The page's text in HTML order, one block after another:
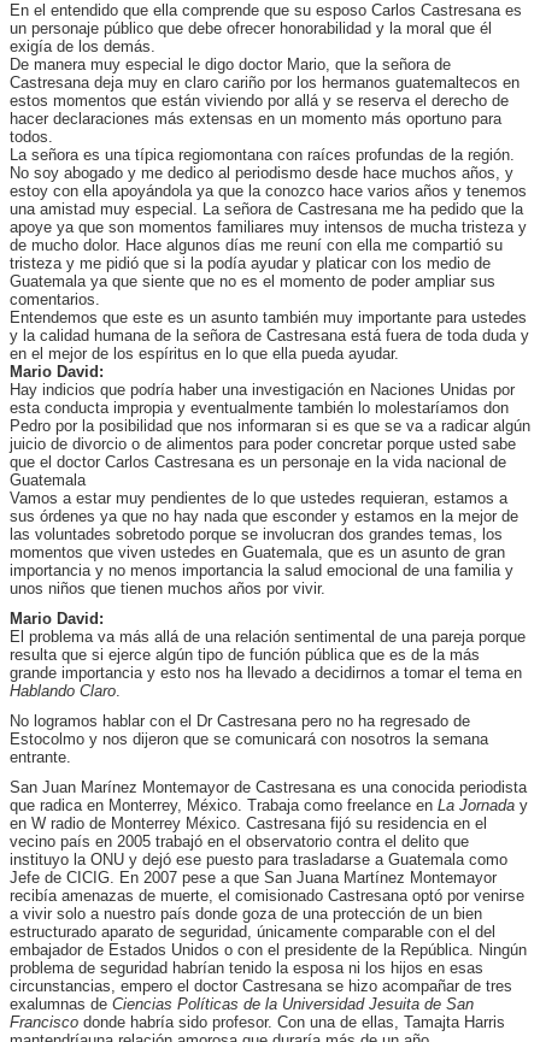
En el entendido que ella comprende que su esposo Carlos Castresana es
un personaje público que debe ofrecer honorabilidad y la moral que él
exigía de los demás.
De manera muy especial le digo doctor Mario, que la señora de
Castresana deja muy en claro cariño por los hermanos guatemaltecos en
estos momentos que están viviendo por allá y se reserva el derecho de
hacer declaraciones más extensas en un momento más oportuno para
todos.
La señora es una típica regiomontana con raíces profundas de la región.
No soy abogado y me dedico al periodismo desde hace muchos años, y
estoy con ella apoyándola ya que la conozco hace varios años y tenemos
una amistad muy especial. La señora de Castresana me ha pedido que la
apoye ya que son momentos familiares muy intensos de mucha tristeza y
de mucho dolor. Hace algunos días me reuní con ella me compartió su
tristeza y me pidió que si la podía ayudar y platicar con los medio de
Guatemala ya que siente que no es el momento de poder ampliar sus
comentarios.
Entendemos que este es un asunto también muy importante para ustedes
y la calidad humana de la señora de Castresana está fuera de toda duda y
en el mejor de los espíritus en lo que ella pueda ayudar.
Mario David:
Hay indicios que podría haber una investigación en Naciones Unidas por
esta conducta impropia y eventualmente también lo molestaríamos don
Pedro por la posibilidad que nos informaran si es que se va a radicar algún
juicio de divorcio o de alimentos para poder concretar porque usted sabe
que el doctor Carlos Castresana es un personaje en la vida nacional de
Guatemala
Vamos a estar muy pendientes de lo que ustedes requieran, estamos a
sus órdenes ya que no hay nada que esconder y estamos en la mejor de
las voluntades sobretodo porque se involucran dos grandes temas, los
momentos que viven ustedes en Guatemala, que es un asunto de gran
importancia y no menos importancia la salud emocional de una familia y
unos niños que tienen muchos años por vivir.
Mario David:
El problema va más allá de una relación sentimental de una pareja porque
resulta que si ejerce algún tipo de función pública que es de la más
grande importancia y esto nos ha llevado a decidirnos a tomar el tema en
Hablando Claro.
No logramos hablar con el Dr Castresana pero no ha regresado de
Estocolmo y nos dijeron que se comunicará con nosotros la semana
entrante.
San Juan Marínez Montemayor de Castresana es una conocida periodista
que radica en Monterrey, México. Trabaja como freelance en La Jornada y
en W radio de Monterrey México. Castresana fijó su residencia en el
vecino país en 2005 trabajó en el observatorio contra el delito que
instituyo la ONU y dejó ese puesto para trasladarse a Guatemala como
Jefe de CICIG. En 2007 pese a que San Juana Martínez Montemayor
recibía amenazas de muerte, el comisionado Castresana optó por venirse
a vivir solo a nuestro país donde goza de una protección de un bien
estructurado aparato de seguridad, únicamente comparable con el del
embajador de Estados Unidos o con el presidente de la República. Ningún
problema de seguridad habrían tenido la esposa ni los hijos en esas
circunstancias, empero el doctor Castresana se hizo acompañar de tres
exalumnas de Ciencias Políticas de la Universidad Jesuita de San
Francisco donde habría sido profesor. Con una de ellas, Tamajta Harris